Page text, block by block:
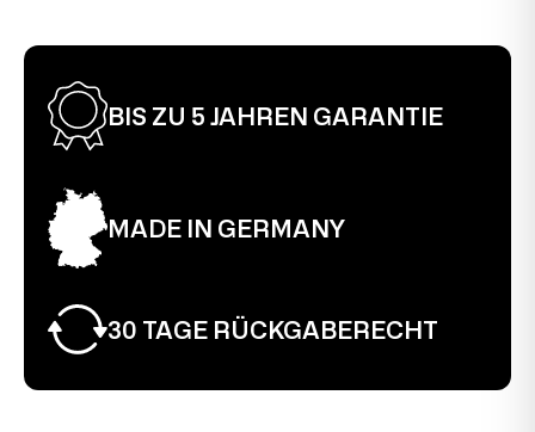
BIS ZU 5 JAHREN GARANTIE
MADE IN GERMANY
30 TAGE RÜCKGABERECHT